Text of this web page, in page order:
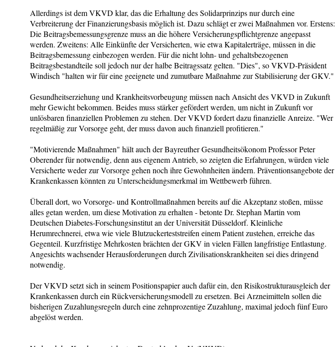
Allerdings ist dem VKVD klar, das die Erhaltung des Solidarprinzips nur durch eine
Verbreiterung der Finanzierungsbasis möglich ist. Dazu schlägt er zwei Maßnahmen vor. Erstens:
Die Beitragsbemessungsgrenze muss an die höhere Versicherungspflichtgrenze angepasst
werden. Zweitens: Alle Einkünfte der Versicherten, wie etwa Kapitalerträge, müssen in die
Beitragsbemessung einbezogen werden. Für die nicht lohn- und gehaltsbezogenen
Beitragsbestandteile soll jedoch nur der halbe Beitragssatz gelten. "Dies", so VKVD-Präsident
Windisch "halten wir für eine geeignete und zumutbare Maßnahme zur Stabilisierung der GKV."
Gesundheitserziehung und Krankheitsvorbeugung müssen nach Ansicht des VKVD in Zukunft
mehr Gewicht bekommen. Beides muss stärker gefördert werden, um nicht in Zukunft vor
unlösbaren finanziellen Problemen zu stehen. Der VKVD fordert dazu finanzielle Anreize. "Wer
regelmäßig zur Vorsorge geht, der muss davon auch finanziell profitieren."
"Motivierende Maßnahmen" hält auch der Bayreuther Gesundheitsökonom Professor Peter
Oberender für notwendig, denn aus eigenem Antrieb, so zeigten die Erfahrungen, würden viele
Versicherte weder zur Vorsorge gehen noch ihre Gewohnheiten ändern. Präventionsangebote der
Krankenkassen könnten zu Unterscheidungsmerkmal im Wettbewerb führen.
Überall dort, wo Vorsorge- und Kontrollmaßnahmen bereits auf die Akzeptanz stoßen, müsse
alles getan werden, um diese Motivation zu erhalten - betonte Dr. Stephan Martin vom
Deutschen Diabetes-Forschungsinstitut an der Universität Düsseldorf. Kleinliche
Herumrechnerei, etwa wie viele Blutzuckerteststreifen einem Patient zustehen, erreiche das
Gegenteil. Kurzfristige Mehrkosten brächten der GKV in vielen Fällen langfristige Entlastung.
Angesichts wachsender Herausforderungen durch Zivilisationskrankheiten sei dies dringend
notwendig.
Der VKVD setzt sich in seinem Positionspapier auch dafür ein, den Risikostrukturausgleich der
Krankenkassen durch ein Rückversicherungsmodell zu ersetzen. Bei Arzneimitteln sollen die
bisherigen Zuzahlungsregeln durch eine zehnprozentige Zuzahlung, maximal jedoch fünf Euro
abgelöst werden.